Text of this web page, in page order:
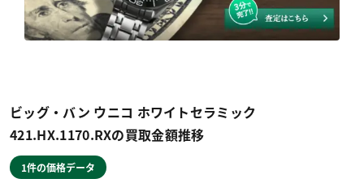
ビッグ・バン ウニコ ホワイトセラミック
421.HX.1170.RXの買取金額推移
1件の価格データ